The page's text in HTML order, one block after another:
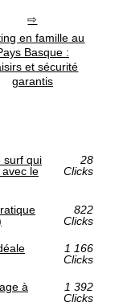
en famille au
Basque :
et sécurité
garantis
surf qui
le
28
Clicks
822
Clicks
1 166
Clicks
à
1 392
Clicks